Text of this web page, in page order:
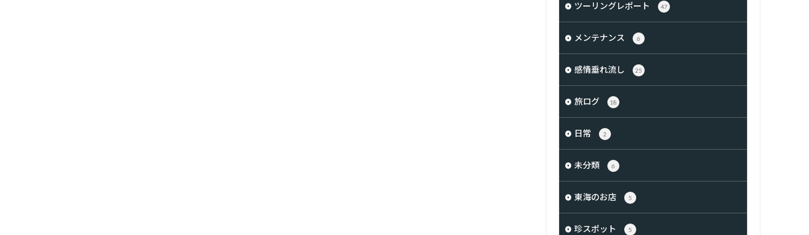
ツーリングレポート 47
メンテナンス 6
感情垂れ流し 25
旅ログ 18
日常 2
未分類 6
東海のお店 5
珍スポット 5